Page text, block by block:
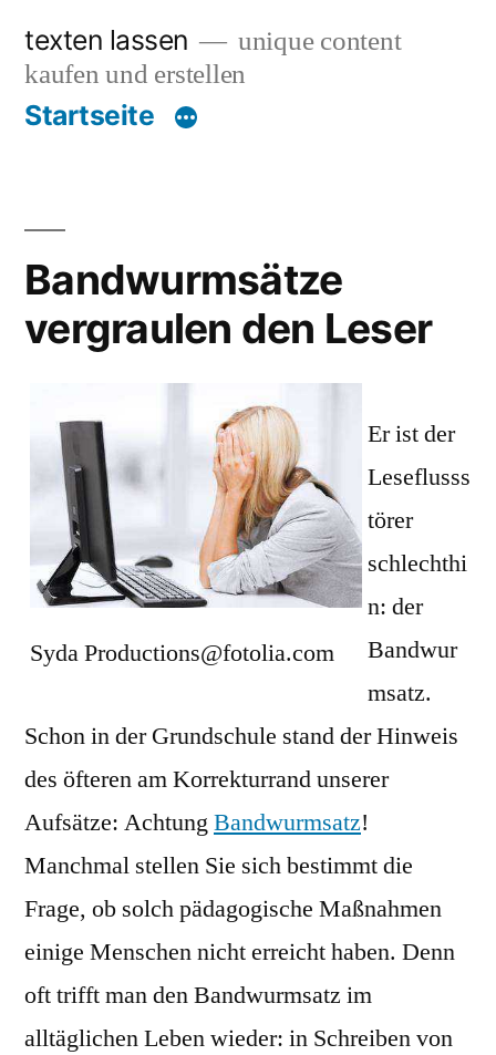
Inhalt
springen
texten lassen
unique content
kaufen und erstellen
Startseite
Bandwurmsätze
vergraulen den Leser
Syda Productions@fotolia.com
Er ist der
Leseflusss
törer
schlechthi
n: der
Bandwur
msatz.
Schon in der Grundschule stand der Hinweis
des öfteren am Korrekturrand unserer
Aufsätze: Achtung Bandwurmsatz!
Manchmal stellen Sie sich bestimmt die
Frage, ob solch pädagogische Maßnahmen
einige Menschen nicht erreicht haben. Denn
oft trifft man den Bandwurmsatz im
alltäglichen Leben wieder: in Schreiben von